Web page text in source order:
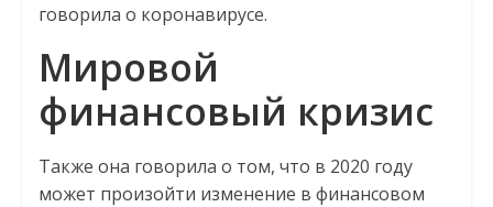
говорила о коронавирусе.
Мировой
финансовый кризис
Также она говорила о том, что в 2020 году
может произойти изменение в финансовом